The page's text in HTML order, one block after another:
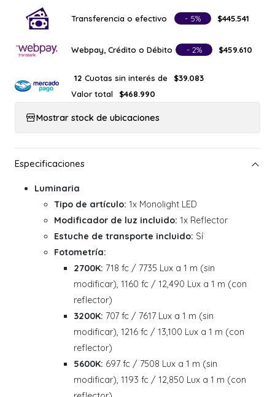
Transferencia o efectivo - 5% $445.541
Webpay, Crédito o Débito - 2% $459.610
12 Cuotas sin interés de
$39.083
Valor total
$468.990
Mostrar stock de ubicaciones
Luminaria
Tipo de artículo: 1x Monolight LED
Modificador de luz incluido: 1x Reflector
Estuche de transporte incluido: Sí
Fotometría:
2700K: 718 fc / 7735 Lux a 1 m (sin
modificar), 1160 fc / 12,490 Lux a 1 m (con
reflector)
3200K: 707 fc / 7617 Lux a 1 m (sin
modificar), 1216 fc / 13,100 Lux a 1 m (con
reflector)
5600K: 697 fc / 7508 Lux a 1 m (sin
modificar), 1193 fc / 12,850 Lux a 1 m (con